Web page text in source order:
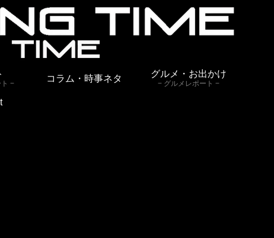
コラム・時事ネタ
グルメ・お出かけ
グルメレポート